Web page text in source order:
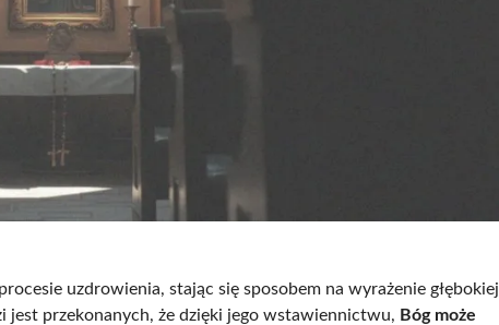
uzdrowienia, stając się sposobem na wyrażenie głębokiej
przekonanych, że dzięki jego wstawiennictwu, Bóg może